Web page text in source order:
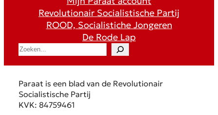
Revolutionair Socialistische Partij
ROOD, Socialistiche Jongeren
De Rode Lap
S
e
r
c
h
Paraat is een blad van de Revolutionair
Socialistische Partij
KVK: 84759461